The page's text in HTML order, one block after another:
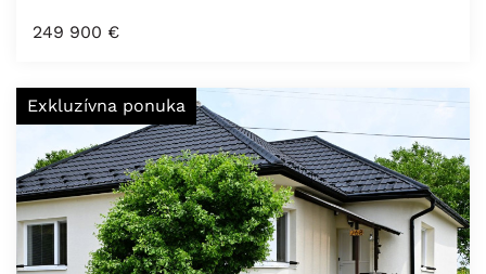
249 900 €
Exkluzívna ponuka